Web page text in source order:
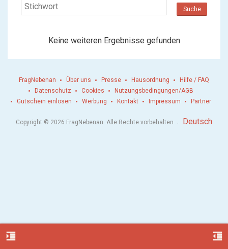
Suche
Keine weiteren Ergebnisse gefunden
format_indent_increase format_indent_decrease
FragNebenan Über uns Presse Hausordnung
Hilfe / FAQ
Datenschutz
Cookies
Nutzungsbedingungen/AGB
Gutschein einlösen
Werbung Kontakt Impressum Partner
Copyright © 2026 FragNebenan. Alle Rechte vorbehalten . Deutsch